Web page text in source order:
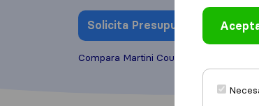
Solicita Presupuestos
Compara Martini Courier con otras